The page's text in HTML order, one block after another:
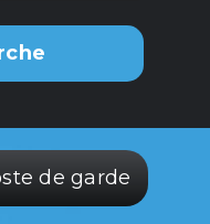
de garde